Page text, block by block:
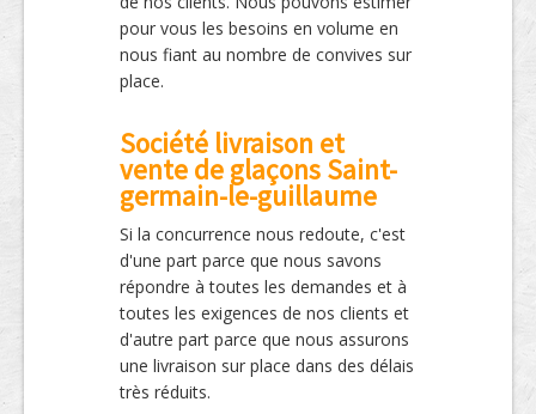
pour vous les besoins en volume en
nous fiant au nombre de convives sur
place.
Société livraison et
vente de glaçons Saint-
germain-le-guillaume
Si la concurrence nous redoute, c'est
d'une part parce que nous savons
répondre à toutes les demandes et à
toutes les exigences de nos clients et
d'autre part parce que nous assurons
une livraison sur place dans des délais
très réduits.